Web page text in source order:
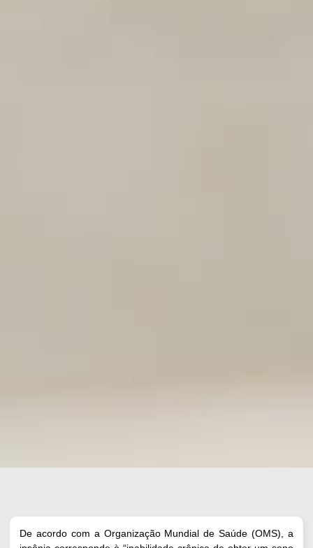
De acordo com a Organização Mundial de Saúde (OMS), a